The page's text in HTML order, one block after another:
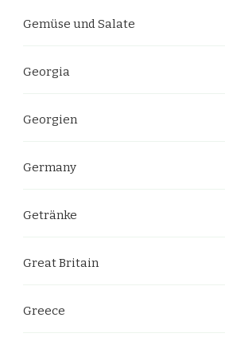
Gemüse und Salate
Georgia
Georgien
Germany
Getränke
Great Britain
Greece